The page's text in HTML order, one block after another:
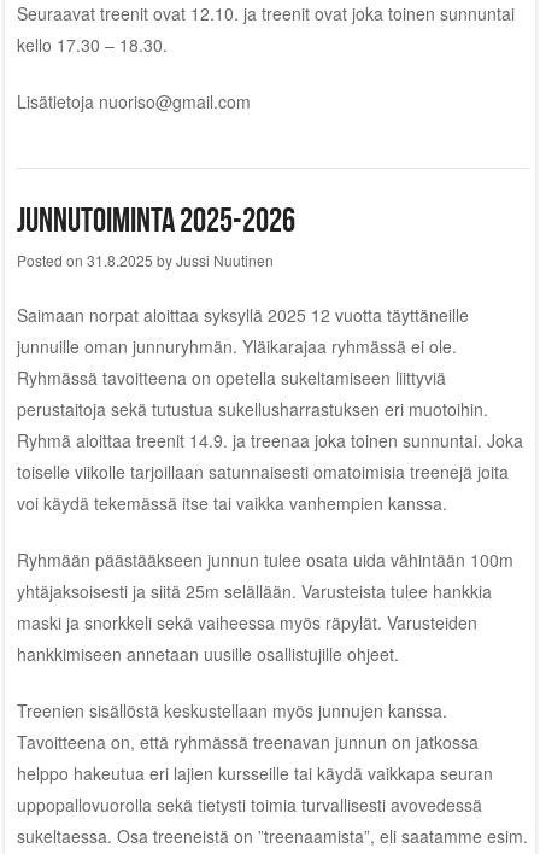
Seuraavat treenit ovat 12.10. ja treenit ovat joka toinen sunnuntai
kello 17.30 – 18.30.
Lisätietoja nuoriso@gmail.com
Junnutoiminta 2025-2026
Posted on 31.8.2025 byJussi Nuutinen
Saimaan norpat aloittaa syksyllä 2025 12 vuotta täyttäneille
junnuille oman junnuryhmän. Yläikarajaa ryhmässä ei ole.
Ryhmässä tavoitteena on opetella sukeltamiseen liittyviä
perustaitoja sekä tutustua sukellusharrastuksen eri muotoihin.
Ryhmä aloittaa treenit 14.9. ja treenaa joka toinen sunnuntai. Joka
toiselle viikolle tarjoillaan satunnaisesti omatoimisia treenejä joita
voi käydä tekemässä itse tai vaikka vanhempien kanssa.
Ryhmään päästääkseen junnun tulee osata uida vähintään 100m
yhtäjaksoisesti ja siitä 25m selällään. Varusteista tulee hankkia
maski ja snorkkeli sekä vaiheessa myös räpylät. Varusteiden
hankkimiseen annetaan uusille osallistujille ohjeet.
Treenien sisällöstä keskustellaan myös junnujen kanssa.
Tavoitteena on, että ryhmässä treenavan junnun on jatkossa
helppo hakeutua eri lajien kursseille tai käydä vaikkapa seuran
uppopallovuorolla sekä tietysti toimia turvallisesti avovedessä
sukeltaessa. Osa treeneistä on ”treenaamista”, eli saatamme esim.